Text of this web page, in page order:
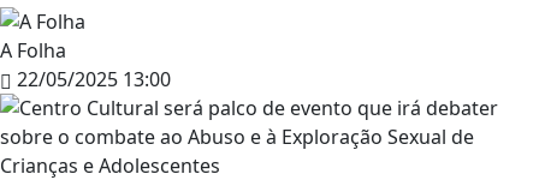
A Folha
22/05/2025 13:00